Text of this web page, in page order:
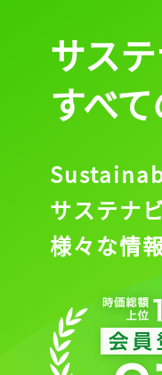
サス
すべ
サステナ
様々な情